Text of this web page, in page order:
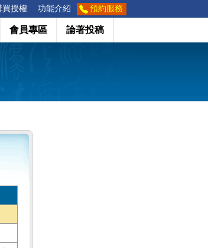
買授權 功能介紹 預約服務
會員專區 論著投稿